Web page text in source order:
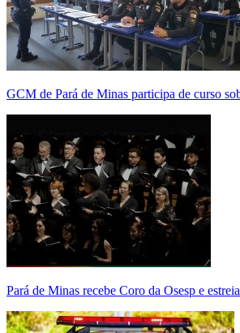
GCM de Pará de Minas participa de curso
Pará de Minas recebe Coro da Osesp e